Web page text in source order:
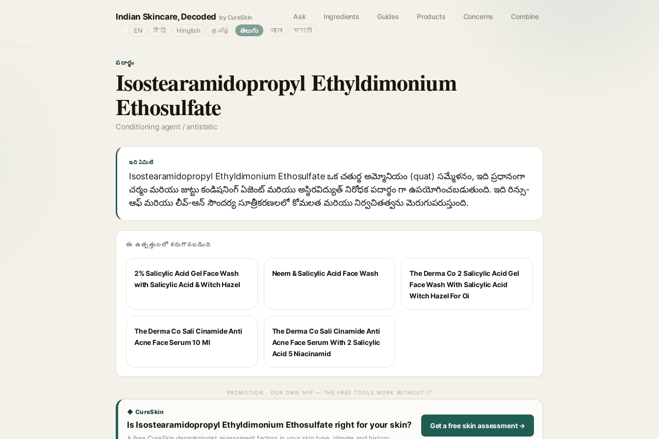
Indian Skincare, Decoded by CureSkin Ask Ingredients Guides Products Concerns Combine
EN हिंदी Hinglish தமிழ் తెలుగు বাংলা मराठी
పదార్థం
Isostearamidopropyl Ethyldimonium
Ethosulfate
Conditioning agent / antistatic
ఇది ఏమిటి
Isostearamidopropyl Ethyldimonium Ethosulfate ఒక చతుర్థ అమ్మోనియం (quat) సమ్మేళనం, ఇది ప్రధానంగా
చర్మం మరియు జుట్టు కండిషనింగ్ ఏజెంట్ మరియు అస్థిరవిద్యుత్ నిరోధక పదార్థం గా ఉపయోగించబడుతుంది. ఇది రిన్సు-
ఆఫ్ మరియు లీవ్-ఆన్ సౌందర్య సూత్రీకరణలలో కోమలత మరియు నిర్వచితత్వను మెరుగుపరుస్తుంది.
ఈ ఉత్పత్తులలో కనుగొనబడింది
2% Salicylic Acid Gel Face Wash
with Salicylic Acid & Witch Hazel
Neem & Salicylic Acid Face Wash
The Derma Co 2 Salicylic Acid Gel
Face Wash With Salicylic Acid
Witch Hazel For Oi
The Derma Co Sali Cinamide Anti
Acne Face Serum 10 Ml
The Derma Co Sali Cinamide Anti
Acne Face Serum With 2 Salicylic
Acid 5 Niacinamid
PROMOTION · OUR OWN APP — THE FREE TOOLS WORK WITHOUT IT
◆ CureSkin
Is Isostearamidopropyl Ethyldimonium Ethosulfate right for your skin? Get a free skin assessment →